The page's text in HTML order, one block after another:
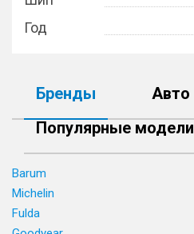
Год
Бренды
Авто
Популярные модели
Barum
Michelin
Fulda